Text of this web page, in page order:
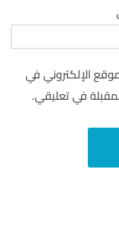
الإلكتروني في
في تعليقي.